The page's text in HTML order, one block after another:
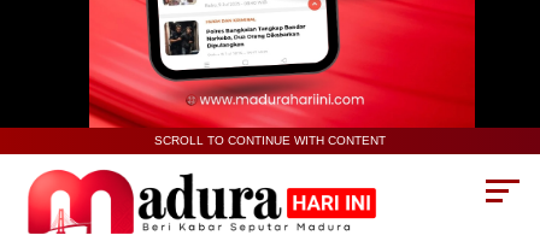
SCROLL TO CONTINUE WITH CONTENT